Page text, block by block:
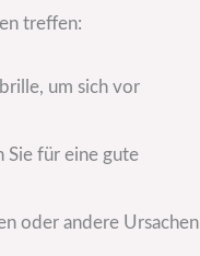
treffen:
um sich vor
Sie für eine gute
oder andere Ursachen